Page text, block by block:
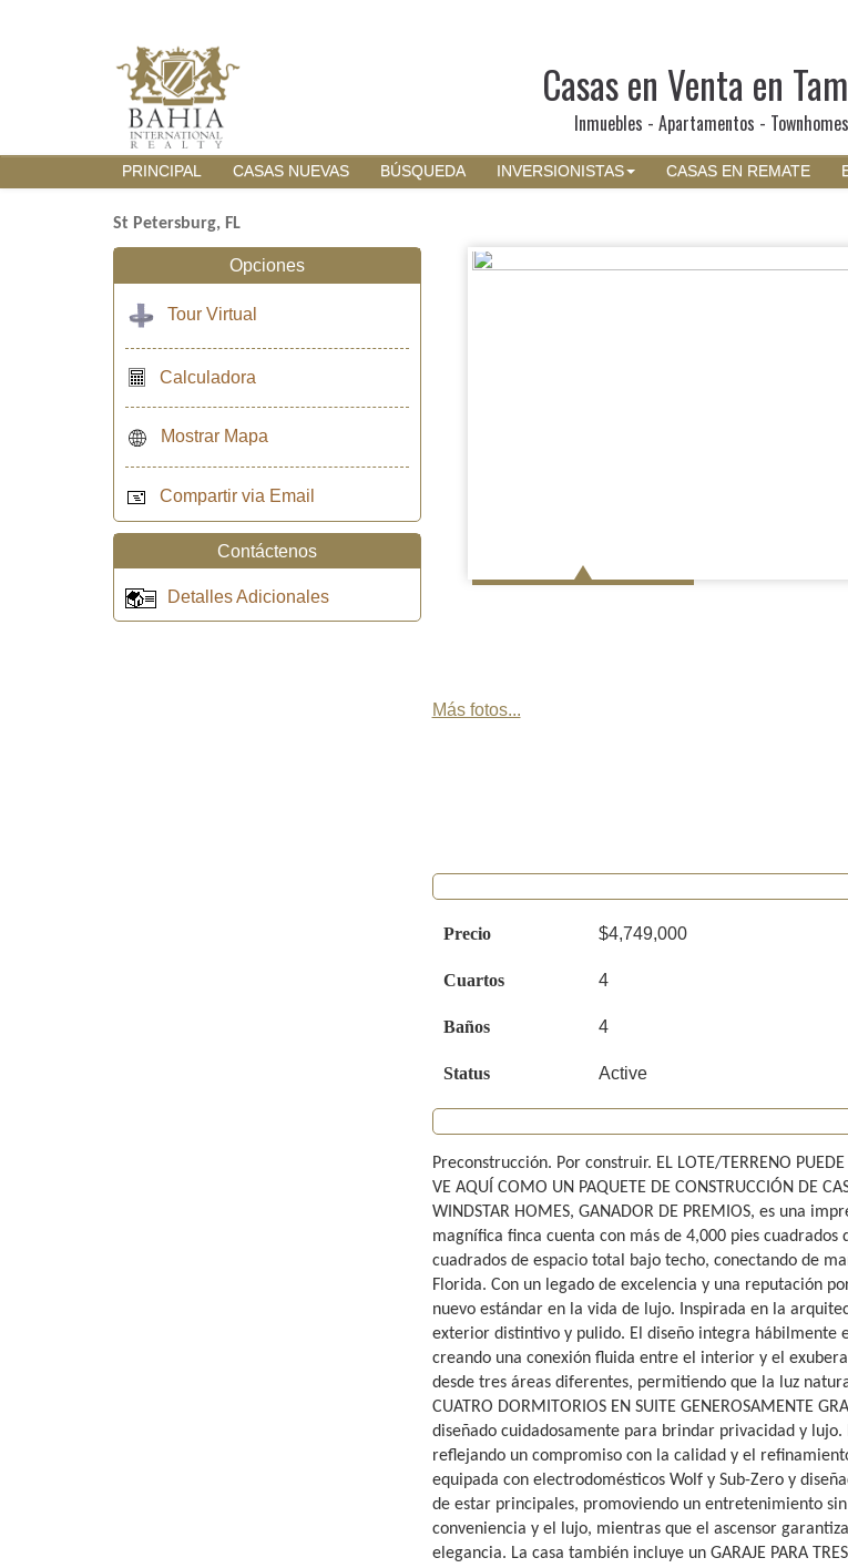
Casas en Venta en
Inmuebles - Apartamentos - Townhomes
PRINCIPAL CASAS NUEVAS BÚSQUEDA INVERSIONISTAS CASAS EN REMATE
St Petersburg, FL
Más fotos...
Precio $4,749,000
Cuartos 4
Baños 4
Status Active
Preconstrucción. Por construir. EL LOTE/TERRENO PUEDE
VE AQUÍ COMO UN PAQUETE DE CONSTRUCCIÓN DE
WINDSTAR HOMES, GANADOR DE PREMIOS, es una
magnífica finca cuenta con más de 4,000 pies
cuadrados de espacio total bajo techo, conectando de
Florida. Con un legado de excelencia y una reputación
nuevo estándar en la vida de lujo. Inspirada en la
exterior distintivo y pulido. El diseño integra hábilmente
creando una conexión fluida entre el interior y el
desde tres áreas diferentes, permitiendo que la luz
CUATRO DORMITORIOS EN SUITE GENEROSAMENTE
diseñado cuidadosamente para brindar privacidad y lujo.
reflejando un compromiso con la calidad y el
equipada con electrodomésticos Wolf y Sub-Zero y
de estar principales, promoviendo un entretenimiento
conveniencia y el lujo, mientras que el ascensor
elegancia. La casa también incluye un GARAJE PARA
Opciones
Tour Virtual
Calculadora
Mostrar Mapa
Compartir via Email
Contáctenos
Detalles Adicionales